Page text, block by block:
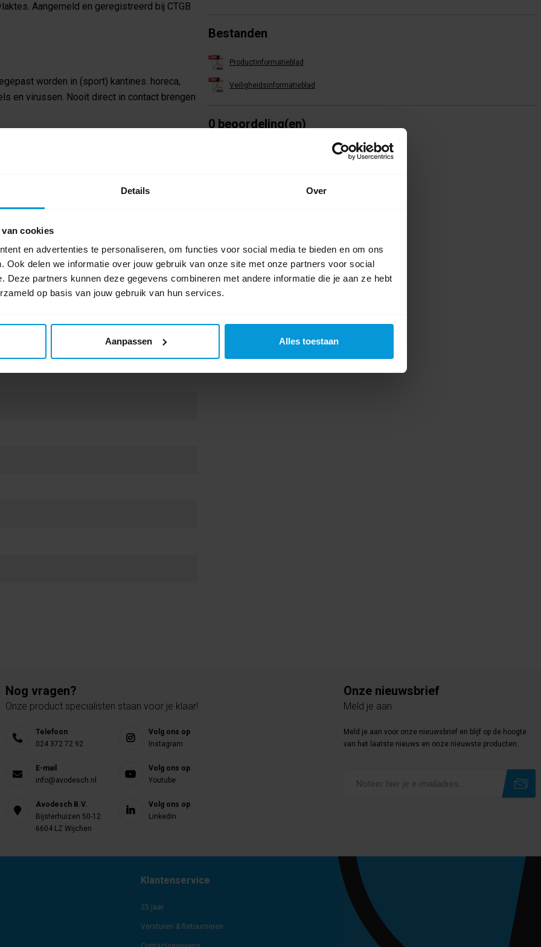
Details Over
cookies
en advertenties te personaliseren, om functies voor social media te bieden en om ons
Ook delen we informatie over jouw gebruik van onze site met onze partners voor social
Deze partners kunnen deze gegevens combineren met andere informatie die je aan ze hebt
op basis van jouw gebruik van hun services.
Aanpassen Alles toestaan
Aangemeld en geregistreerd bij CTGB
worden in (sport) kantines. horeca,
en virussen. Nooit direct in contact brengen
Ook de vingertoppen, duimen, gebieden
worden ingewreven. Zorg dat de handen
de handen goed laten drogen.
en de productinformatie!
Bestanden
Productinformatieblad
Veiligheidsinformatieblad
0 beoordeling(en)
Schrijf als eerste voor dit product een beoordeling
Nog vragen?
Onze product specialisten staan voor je klaar!
Telefoon
024 372 72 92
E-mail
info@avodesch.nl
Avodesch B.V.
Bijsterhuizen 50-12
6604 LZ Wijchen
Volg ons op
Instagram
Volg ons op
Youtube
Volg ons op
Linkedin
Onze nieuwsbrief
Meld je aan
Meld je aan voor onze nieuwsbrief en blijf op de hoogte
van het laatste nieuws en onze nieuwste producten.
Klantenservice
25 jaar
Versturen & Retourneren